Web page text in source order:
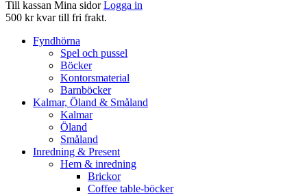
Till kassan Mina sidor Logga in
500 kr kvar till fri frakt.
Fyndhörna
Spel och pussel
Böcker
Kontorsmaterial
Barnböcker
Kalmar, Öland & Småland
Kalmar
Öland
Småland
Inredning & Present
Hem & inredning
Brickor
Coffee table-böcker